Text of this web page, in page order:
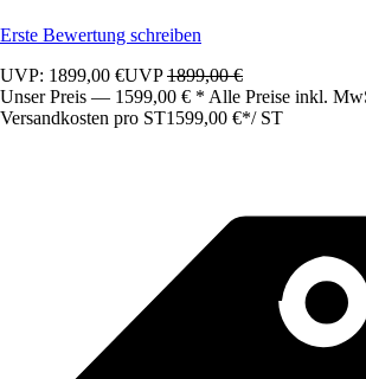
Erste Bewertung schreiben
UVP: 1899,00 €UVP1899,00 €
Unser Preis — 1599,00 € * Alle Preise inkl.
Versandkosten pro ST1599,00 €*/ ST